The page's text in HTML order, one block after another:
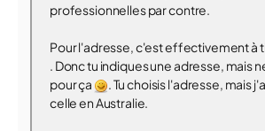
professionnelles par contre.
Pour l'adresse, c'est effectivement à
. Donc tu indiques une adresse, mais
pour ça
. Tu choisis l'adresse, mais
celle en Australie.